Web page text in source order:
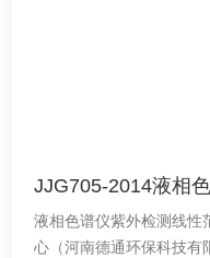
液相色谱仪紫外检测线性
心（河南德通环保科技有